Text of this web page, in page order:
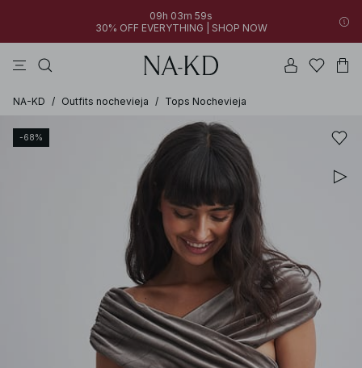
09h 03m 59s
30% OFF EVERYTHING | SHOP NOW
NA-KD / Outfits nochevieja / Tops Nochevieja
-68%